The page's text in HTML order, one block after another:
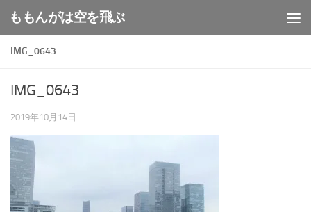
コンテンツへスキップ
ももんがは空を飛ぶ
IMG_0643
IMG_0643
2019年10月14日